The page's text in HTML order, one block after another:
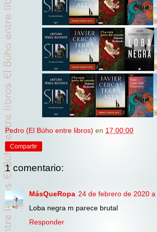
Pedro (El Búho entre libros) en 17:00:00
Compartir
1 comentario:
MásQueRopa 24 de febrero de 2020 a
Loba negra m parece brutal
Responder